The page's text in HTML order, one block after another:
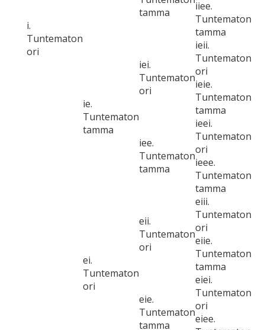
i.
Tuntematon
ori
tamma
iiee.
Tuntematon
tamma
ie.
Tuntematon
tamma
iei.
Tuntematon
ori
ieii.
Tuntematon
ori
ieie.
Tuntematon
tamma
iee.
Tuntematon
tamma
ieei.
Tuntematon
ori
ieee.
Tuntematon
tamma
ei.
Tuntematon
ori
eii.
Tuntematon
ori
eiii.
Tuntematon
ori
eiie.
Tuntematon
tamma
eie.
Tuntematon
tamma
eiei.
Tuntematon
ori
eiee.